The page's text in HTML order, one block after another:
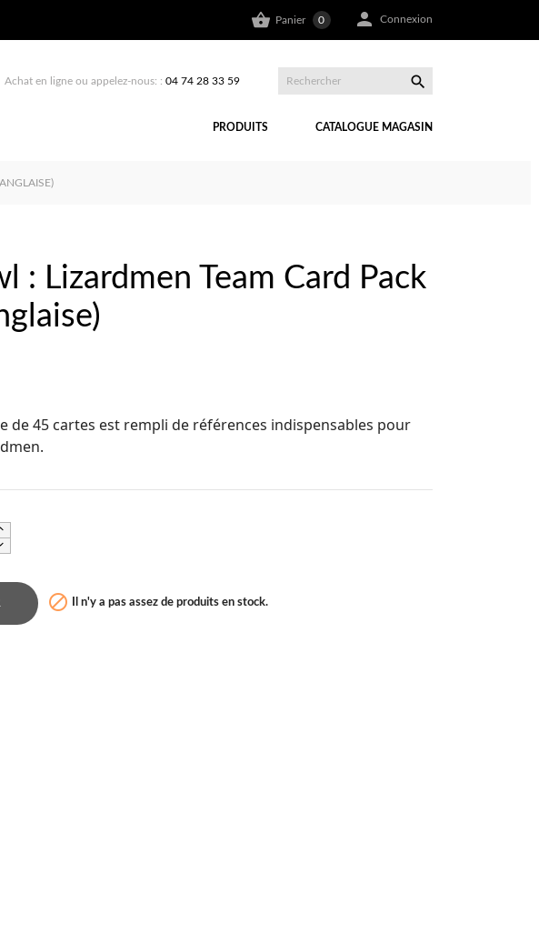
 Panier 0  Connexion
Achat en ligne ou appelez-nous: : 04 74 28 33 59 
PRODUITS CATALOGUE MAGASIN
: Lizardmen Team Card Pack
de 45 cartes est rempli de références indispensables pour
 Il n'y a pas assez de produits en stock.